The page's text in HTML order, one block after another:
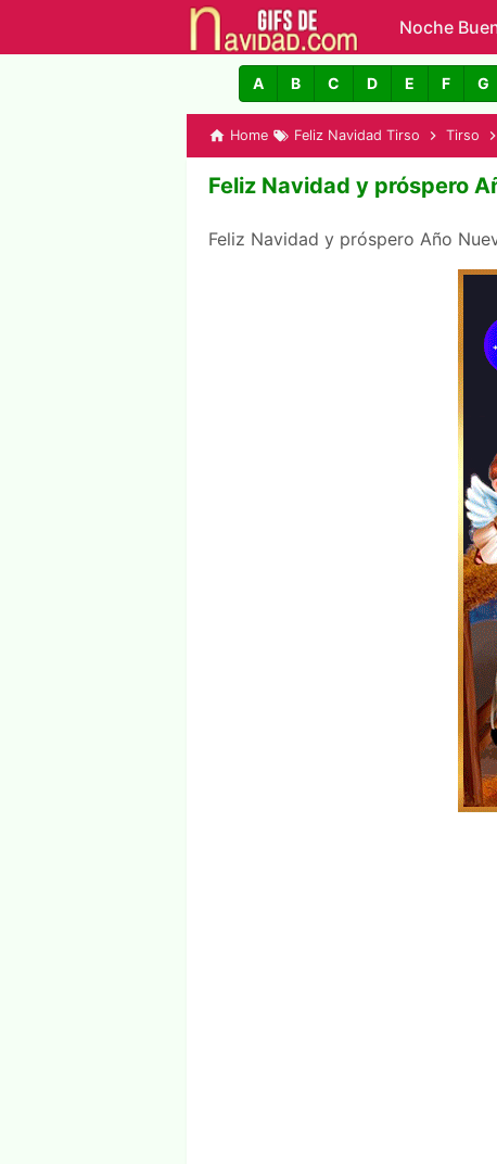
Noche
GIFs de
A B C D E F G
Home Feliz Navidad Tirso Tirso
Feliz Navidad y próspero
Feliz Navidad y próspero Año